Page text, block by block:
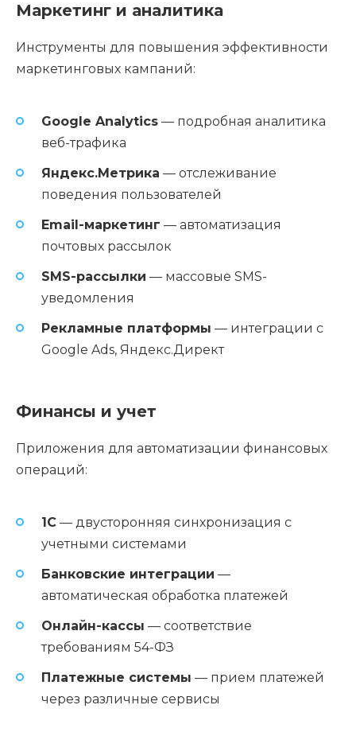
Маркетинг и аналитика
Инструменты для повышения эффективности
маркетинговых кампаний:
Google Analytics — подробная аналитика
веб-трафика
Яндекс.Метрика — отслеживание
поведения пользователей
Email-маркетинг — автоматизация
почтовых рассылок
SMS-рассылки — массовые SMS-
уведомления
Рекламные платформы — интеграции с
Google Ads, Яндекс.Директ
Финансы и учет
Приложения для автоматизации финансовых
операций:
1С — двусторонняя синхронизация с
учетными системами
Банковские интеграции —
автоматическая обработка платежей
Онлайн-кассы — соответствие
требованиям 54-ФЗ
Платежные системы — прием платежей
через различные сервисы